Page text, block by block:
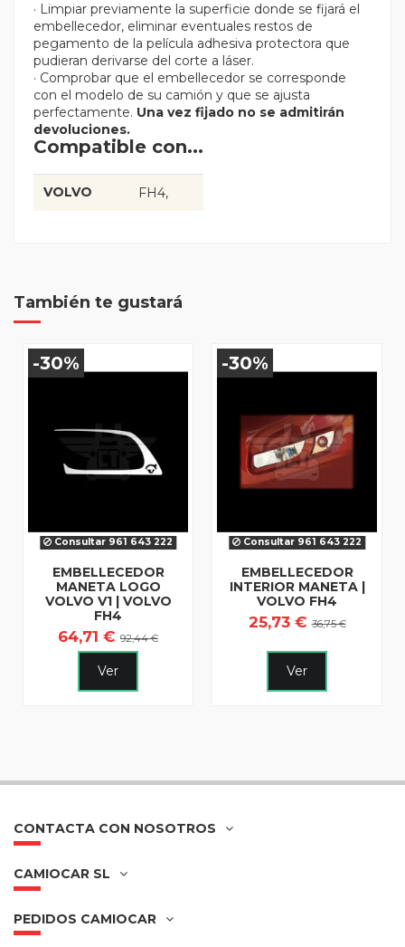
· Limpiar previamente la superficie donde se fijará el
embellecedor, eliminar eventuales restos de
pegamento de la película adhesiva protectora que
pudieran derivarse del corte a láser.
· Comprobar que el embellecedor se corresponde
con el modelo de su camión y que se ajusta
perfectamente. Una vez fijado no se admitirán
devoluciones.
Compatible con...
VOLVO FH4
También te gustará
-30%
Consultar 961 643 222
EMBELLECEDOR
MANETA LOGO
VOLVO V1 | VOLVO
FH4
64,71 € 92,44 €
Ver
-30%
Consultar 961 643 222
EMBELLECEDOR
INTERIOR MANETA |
VOLVO FH4
25,73 €36,75 €
Ver
CONTACTA CON NOSOTROS
CAMIOCAR SL
PEDIDOS CAMIOCAR